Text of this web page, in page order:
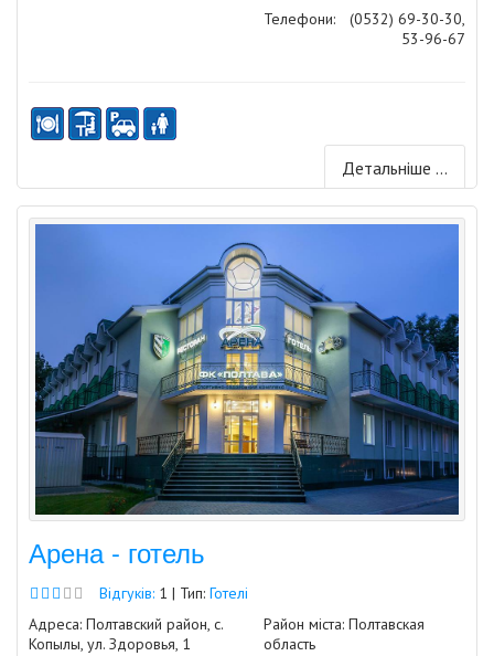
Телефони:
(0532) 69-30-30,
53-96-67
Детальніше ...
Арена - готель
Відгуків: 1 | Тип: Готелі
Адреса: Полтавский район, с.
Копылы, ул. Здоровья, 1
Район міста: Полтавская
область